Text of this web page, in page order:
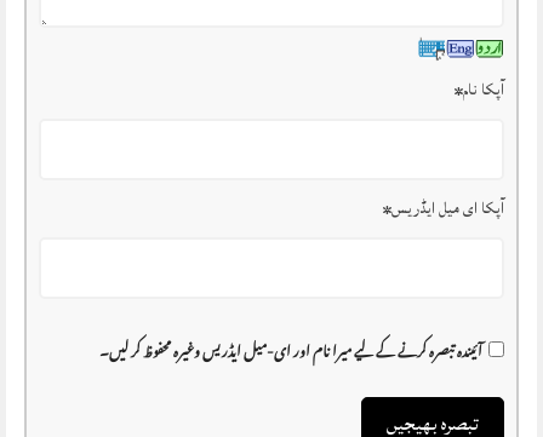
آپکا نام*
آپکا ای میل ایڈریس*
آئیندہ تبصرہ کرنے کے لیے میرا نام اور ای-میل ایڈریس وغیرہ محفوظ کر لیں۔